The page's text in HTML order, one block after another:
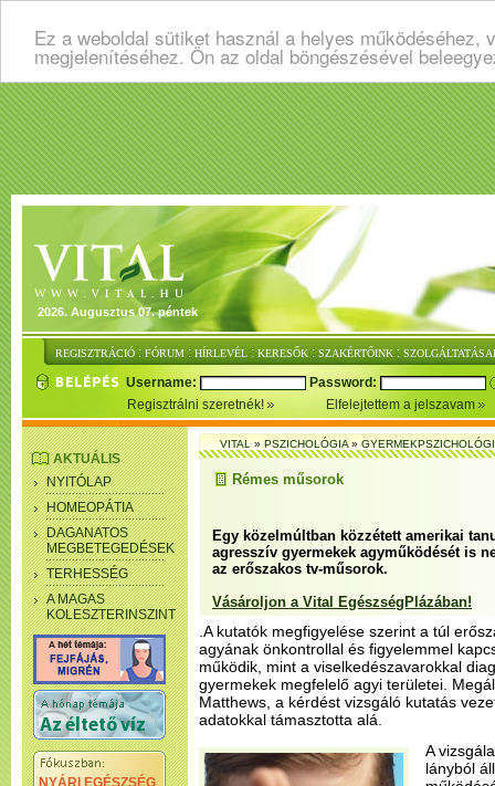
Ez a weboldal sütiket használ a helyes
megjelenítéséhez. Ön az oldal böngészésével
2026. Augusztus 07. péntek
REGISZTRÁCIÓ : FÓRUM : HÍRLEVÉL : KERESŐK : SZAKÉRTŐINK :
Username:
Password:
Regisztrálni szeretnék!
Elfelejtettem a jelszavam
AKTUÁLIS
NYITÓLAP
HOMEOPÁTIA
DAGANATOS
MEGBETEGEDÉSEK
TERHESSÉG
A MAGAS
KOLESZTERINSZINT
NYÁRI EGÉSZSÉG
VITAL»PSZICHOLÓGIA»
Rémes műsorok
Egy közelmúltban közzétett amerikai
agresszív gyermekek agyműködését is
az erőszakos tv-műsorok.
Vásároljon a Vital EgészségPlázában!
.A kutatók megfigyelése szerint a túl
agyának önkontrollal és figyelemmel
működik, mint a viselkedészavarokkal
gyermekek megfelelő agyi területei.
Matthews, a kérdést vizsgáló kutatás
adatokkal támasztotta alá.
A
lányból